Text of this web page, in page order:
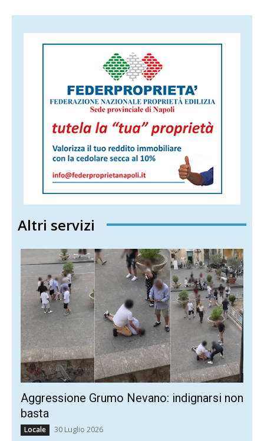
Altri servizi
Aggressione Grumo Nevano: indignarsi non
basta
Locale 30 Luglio 2026